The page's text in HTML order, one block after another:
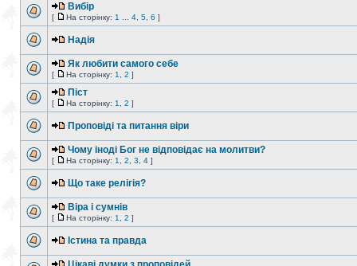
Вибір
[ На сторінку: 1 4 5 6 ]
Надія
Як любити самого себе
[ На сторінку: 1 2 ]
Піст
[ На сторінку: 1 2 ]
Проповіді та питання віри
Чому іноді Бог не відповідає на молитви?
[ На сторінку: 1 2 3 4 ]
Що таке релігія?
Віра і сумнів
[ На сторінку: 1 2 ]
Істина та правда